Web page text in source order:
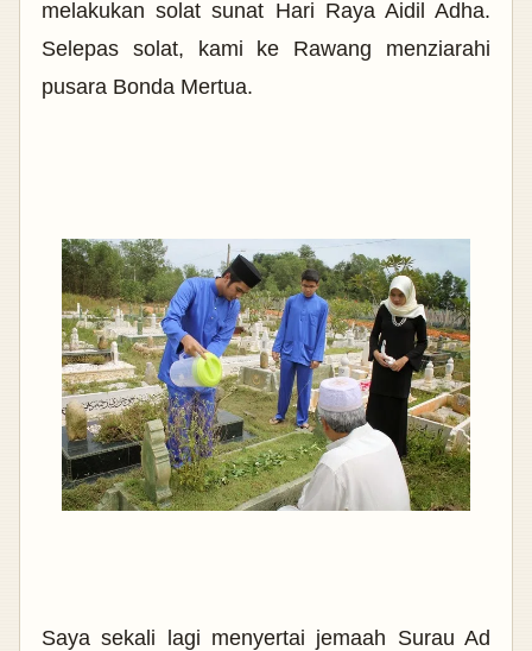
melakukan solat sunat Hari Raya Aidil Adha.
Selepas solat, kami ke Rawang menziarahi
pusara Bonda Mertua.
Saya sekali lagi menyertai jemaah Surau Ad